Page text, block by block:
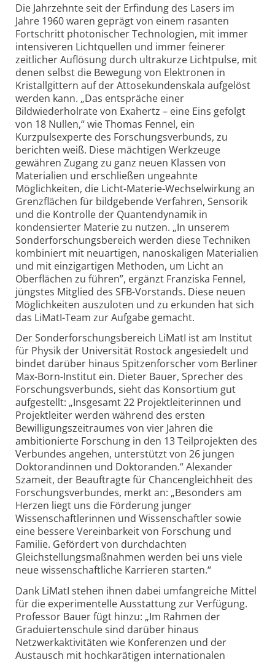
Die Jahrzehnte seit der Erfindung des Lasers im
Jahre 1960 waren geprägt von einem rasanten
Fortschritt photonischer Technologien, mit immer
intensiveren Lichtquellen und immer feinerer
zeitlicher Auflösung durch ultrakurze Lichtpulse, mit
denen selbst die Bewegung von Elektronen in
Kristallgittern auf der Attosekunden­skala aufgelöst
werden kann. „Das entspräche einer
Bildwiederholrate von Exahertz – eine Eins gefolgt
von 18 Nullen,“ wie Thomas Fennel, ein
Kurzpulsexperte des Forschungs­verbunds, zu
berichten weiß. Diese mächtigen Werkzeuge
gewähren Zugang zu ganz neuen Klassen von
Materialien und erschließen ungeahnte
Möglichkeiten, die Licht-Materie-Wechselwirkung an
Grenzflächen für bildgebende Verfahren, Sensorik
und die Kontrolle der Quantendynamik in
kondensierter Materie zu nutzen. „In unserem
Sonder­forschungs­bereich werden diese Techniken
kombiniert mit neuartigen, nanoskaligen Materialien
und mit einzigartigen Methoden, um Licht an
Oberflächen zu führen”, ergänzt Franziska Fennel,
jüngstes Mitglied des SFB-Vorstands. Diese neuen
Möglichkeiten auszuloten und zu erkunden hat sich
das LiMatI-Team zur Aufgabe gemacht.
Der Sonderforschungsbereich LiMatI ist am Institut
für Physik der Universität Rostock angesiedelt und
bindet darüber hinaus Spitzenforscher vom Berliner
Max-Born-Institut ein. Dieter Bauer, Sprecher des
Forschungs­verbunds, sieht das Konsortium gut
aufgestellt: „Insgesamt 22 Projekt­leiterinnen und
Projekt­leiter werden während des ersten
Bewilligungs­zeitraumes von vier Jahren die
ambitionierte Forschung in den 13 Teilprojekten des
Verbundes angehen, unterstützt von 26 jungen
Doktorandinnen und Doktoranden.“ Alexander
Szameit, der Beauftragte für Chancengleichheit des
Forschungs­verbundes, merkt an: „Besonders am
Herzen liegt uns die Förderung junger
Wissenschaftlerinnen und Wissenschaftler sowie
eine bessere Vereinbarkeit von Forschung und
Familie. Gefördert von durchdachten
Gleichstellungs­maßnahmen werden bei uns viele
neue wissenschaftliche Karrieren starten.“
Dank LiMatI stehen ihnen dabei umfangreiche Mittel
für die experimentelle Ausstattung zur Verfügung.
Professor Bauer fügt hinzu: „Im Rahmen der
Graduierten­schule sind darüber hinaus
Netzwerkaktivitäten wie Konferenzen und der
Austausch mit hochkarätigen internationalen